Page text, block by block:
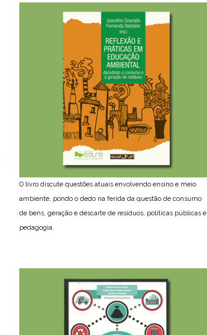
O livro discute questões atuais envolvendo ensino e meio
ambiente, pondo o dedo na ferida da questão de consumo
de bens, geração e descarte de resíduos, políticas públicas e
pedagogia.